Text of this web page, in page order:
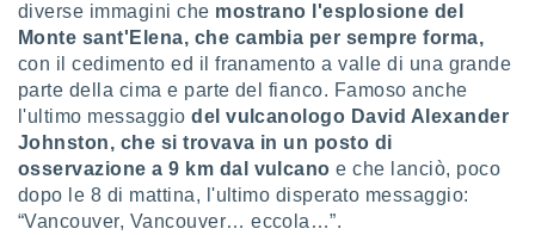
al quale
Per
tuo
dei
facendo
diverse immagini che mostrano l'esplosione del
Monte sant'Elena, che cambia per sempre forma,
con il cedimento ed il franamento a valle di una grande
parte della cima e parte del fianco. Famoso anche
l'ultimo messaggiodel vulcanologo David Alexander
Johnston, che si trovava in un posto di
osservazione a 9 km dal vulcano e che lanciò, poco
dopo le 8 di mattina, l'ultimo disperato messaggio:
“Vancouver, Vancouver… eccola…”.